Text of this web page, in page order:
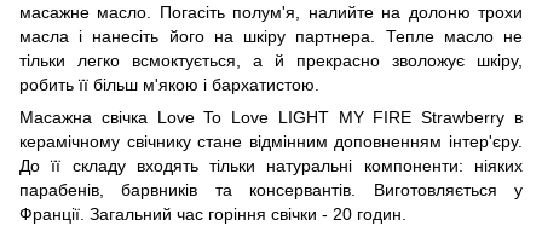
масажне масло. Погасіть полум'я, налийте на долоню трохи
масла і нанесіть його на шкіру партнера. Тепле масло не
тільки легко всмоктується, а й прекрасно зволожує шкіру,
робить її більш м'якою і бархатистою.
Масажна свічка Love To Love LIGHT MY FIRE Strawberry в
керамічному свічнику стане відмінним доповненням інтер'єру.
До її складу входять тільки натуральні компоненти: ніяких
парабенів, барвників та консервантів. Виготовляється у
Франції. Загальний час горіння свічки - 20 годин.